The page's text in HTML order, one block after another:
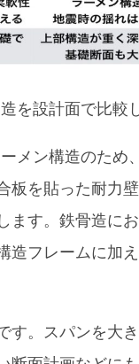
を設計面で比較
メン構造のため
板を貼った耐力
ます。鉄骨造に
造フレームに加
す。スパンを大